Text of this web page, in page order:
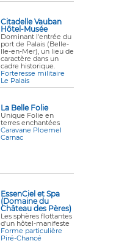
Citadelle Vauban
Hôtel-Musée
Dominant l'entrée du
port de Palais (Belle-
Ile-en-Mer), un lieu de
caractère dans un
cadre historique.
Forteresse militaire
Le Palais
La Belle Folie
Unique Folie en
terres enchantées
Caravane Ploemel
Carnac
EssenCiel et Spa
(Domaine du
Château des Pères)
Les sphères flottantes
d'un hôtel-manifeste
Forme particulière
Piré-Chancé